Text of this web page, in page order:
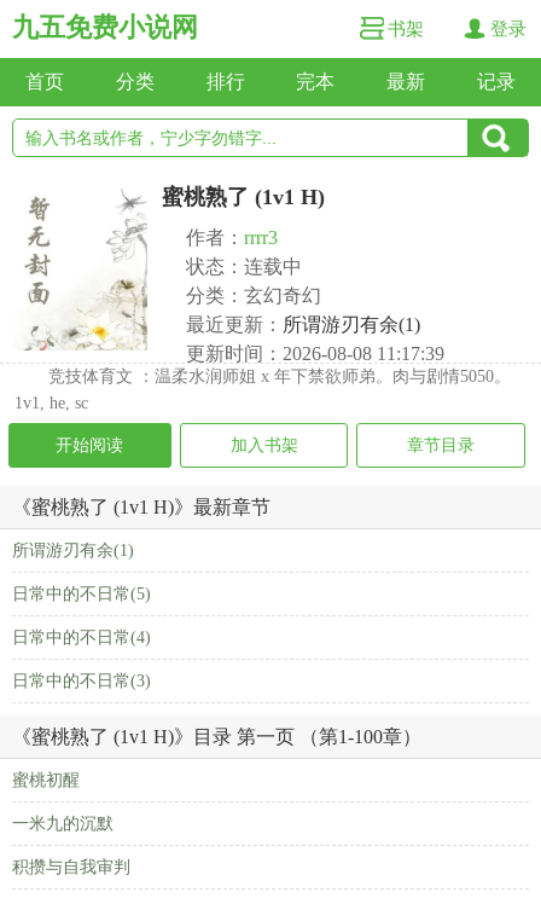
九五免费小说网 书架 登录
首页 分类 排行 完本 最新 记录
蜜桃熟了 (1v1 H)
作者： rrrr3
状态：连载中
分类：玄幻奇幻
最近更新： 所谓游刃有余(1)
更新时间：2026-08-08 11:17:39
竞技体育文 ：温柔水润师姐 x 年下禁欲师弟。肉与剧情5050。
1v1, he, sc
开始阅读 加入书架 章节目录
《蜜桃熟了 (1v1 H)》最新章节
所谓游刃有余(1)
日常中的不日常(5)
日常中的不日常(4)
日常中的不日常(3)
《蜜桃熟了 (1v1 H)》目录 第一页 （第1-100章）
蜜桃初醒
一米九的沉默
积攒与自我审判